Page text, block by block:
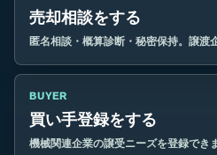
売却相談をする
匿名相談・概算診断・秘密保持。譲渡
BUYER
買い手登録をする
機械関連企業の譲受ニーズを登録でき